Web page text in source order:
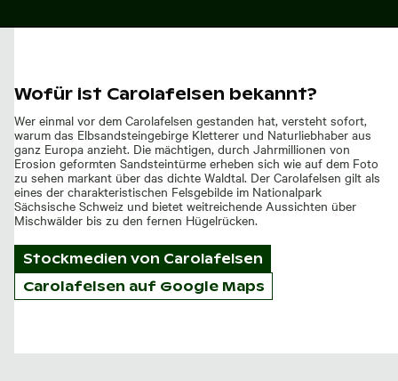
Wofür ist Carolafelsen bekannt?
Wer einmal vor dem Carolafelsen gestanden hat, versteht sofort,
warum das Elbsandsteingebirge Kletterer und Naturliebhaber aus
ganz Europa anzieht. Die mächtigen, durch Jahrmillionen von
Erosion geformten Sandsteintürme erheben sich wie auf dem Foto
zu sehen markant über das dichte Waldtal. Der Carolafelsen gilt als
eines der charakteristischen Felsgebilde im Nationalpark
Sächsische Schweiz und bietet weitreichende Aussichten über
Mischwälder bis zu den fernen Hügelrücken.
Stockmedien von Carolafelsen
Carolafelsen auf Google Maps